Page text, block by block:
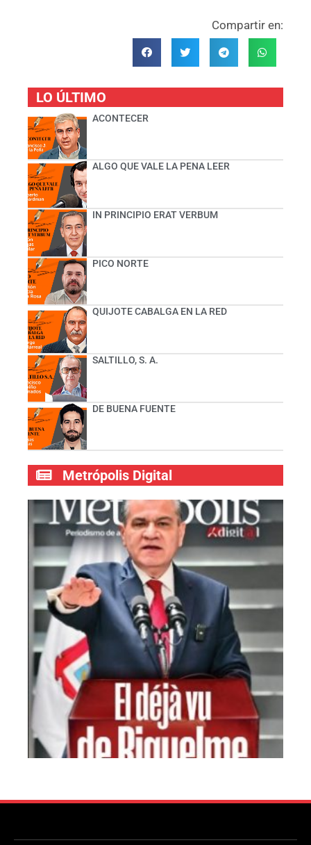
Compartir en:
LO ÚLTIMO
ACONTECER
ALGO QUE VALE LA PENA LEER
IN PRINCIPIO ERAT VERBUM
PICO NORTE
QUIJOTE CABALGA EN LA RED
SALTILLO, S. A.
DE BUENA FUENTE
Metrópolis Digital